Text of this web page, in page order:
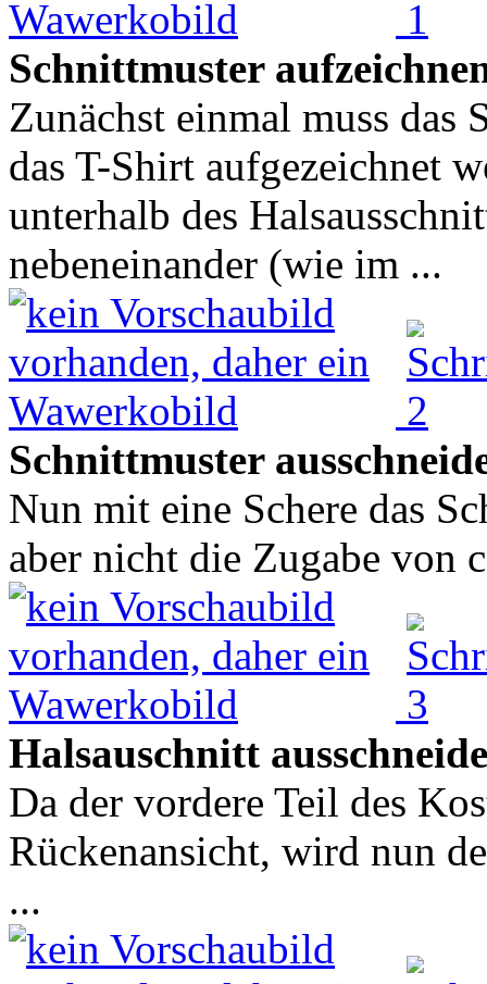
Schnittmuster
Zunächst einmal muss das
das T-Shirt aufgezeichnet
unterhalb des
nebeneinander (wie im ...
Schnittmuster
Nun mit eine Schere das
aber nicht die Zugabe von
Halsauschnitt
Da der vordere Teil des
Rückenansicht, wird nun
...